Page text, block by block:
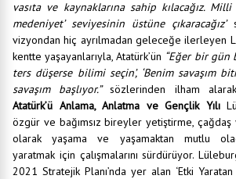
vasıta ve kaynaklarına sahip kılacağız. Milli
medeniyet’ seviyesinin üstüne çıkaracağız’
vizyondan hiç ayrılmadan geleceğe ilerleyen
kentte yaşayanlarıyla, Atatürk’ün “Eğer bir gün
ters düşerse bilimi seçin’, ‘Benim savaşım
savaşım başlıyor.”sözlerinden ilham
Atatürk’ü Anlama, Anlatma ve Gençlik Yılı
özgür ve bağımsız bireyler yetiştirme,
olarak yaşama ve yaşamaktan mutlu
yaratmak için çalışmalarını sürdürüyor.
2021 Stratejik Planı’nda yer alan ‘Etki Yaratan